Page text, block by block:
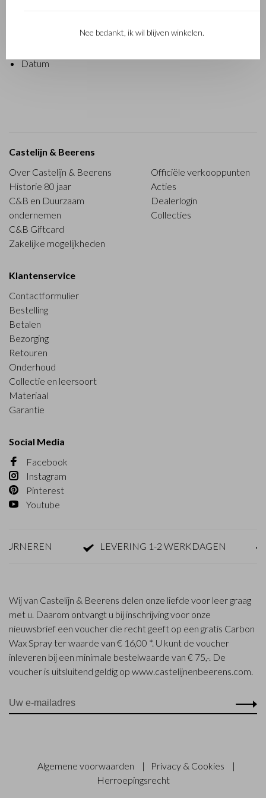
Handtekening van consument(en) (alleen wanneer dit
Datum
Castelijn & Beerens
Over Castelijn & Beerens
Historie 80 jaar
C&B en Duurzaam
ondernemen
C&B Giftcard
Zakelijke mogelijkheden
Officiële verkooppunten
Acties
Dealerlogin
Collecties
Klantenservice
Contactformulier
Bestelling
Betalen
Bezorging
Retouren
Onderhoud
Collectie en leersoort
Materiaal
Garantie
Social Media
Facebook
Instagram
Pinterest
Youtube
LEVERING 1-2 WERKDAGEN
Wij van Castelijn & Beerens delen onze liefde voor leer graag
met u. Daarom ontvangt u bij inschrijving voor onze
nieuwsbrief een voucher die recht geeft op een gratis Carbon
Wax Spray ter waarde van € 16,00 *. U kunt de voucher
inleveren bij een minimale bestelwaarde van € 75,-. De
voucher is uitsluitend geldig op www.castelijnenbeerens.com.
Algemene voorwaarden | Privacy & Cookies
|
Herroepingsrecht
Nee bedankt, ik wil blijven winkelen.